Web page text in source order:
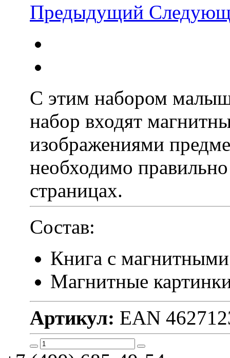
Предыдущий
С этим набором малыш
набор входят
изображениями
необходимо
страницах.
Состав:
Книга с
Магнитные
Артикул: EAN